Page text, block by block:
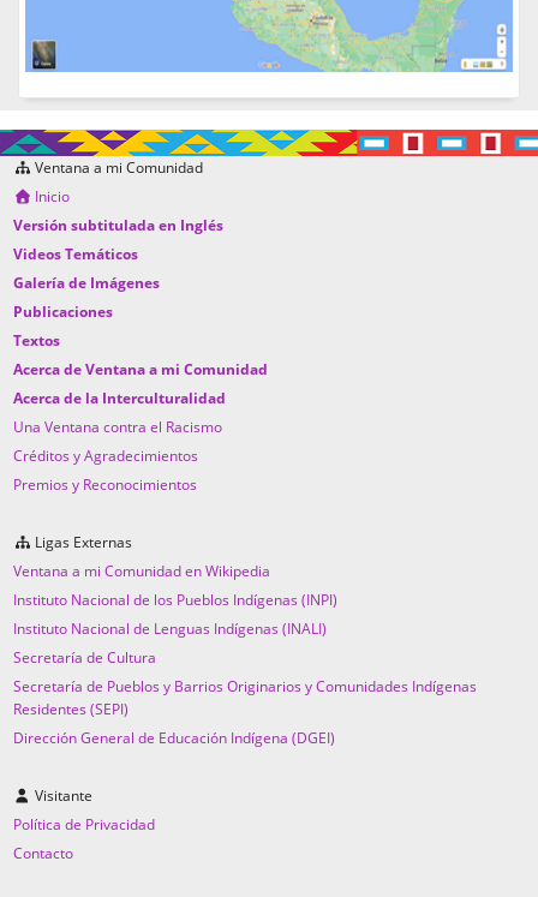
Ventana a mi Comunidad
Inicio
Versión subtitulada en Inglés
Videos Temáticos
Galería de Imágenes
Publicaciones
Textos
Acerca de Ventana a mi Comunidad
Acerca de la Interculturalidad
Una Ventana contra el Racismo
Créditos y Agradecimientos
Premios y Reconocimientos
Ligas Externas
Ventana a mi Comunidad en Wikipedia
Instituto Nacional de los Pueblos Indígenas (INPI)
Instituto Nacional de Lenguas Indígenas (INALI)
Secretaría de Cultura
Secretaría de Pueblos y Barrios Originarios y Comunidades Indígenas
Residentes (SEPI)
Dirección General de Educación Indígena (DGEI)
Visitante
Política de Privacidad
Contacto